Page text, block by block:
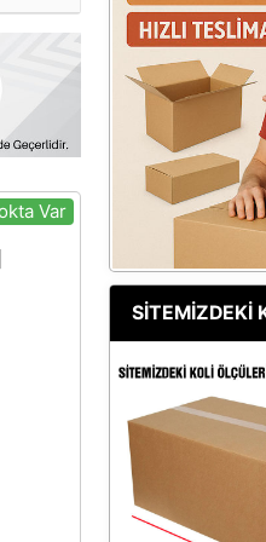
Var
SİTEMİZDEKİ